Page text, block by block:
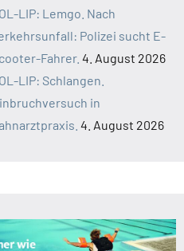
LIP: Lemgo. Nach
Polizei sucht E-
Fahrer. 4. August 2026
LIP: Schlangen.
in
4. August 2026